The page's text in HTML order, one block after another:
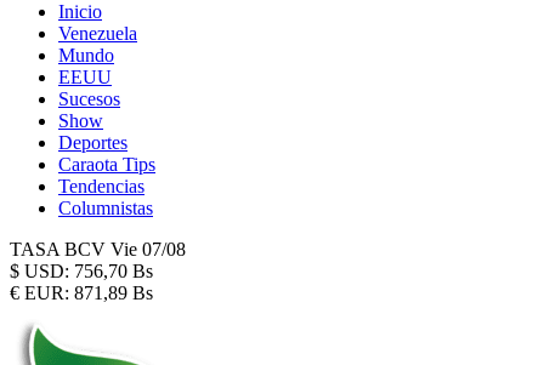
Inicio
Venezuela
Mundo
EEUU
Sucesos
Show
Deportes
Caraota Tips
Tendencias
Columnistas
TASA BCV Vie 07/08
$ USD: 756,70 Bs
€ EUR: 871,89 Bs